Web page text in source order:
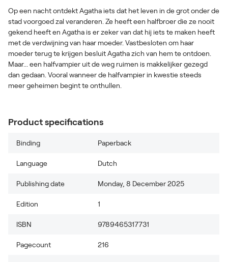
Op een nacht ontdekt Agatha iets dat het leven in de grot onder de
stad voorgoed zal veranderen. Ze heeft een halfbroer die ze nooit
gekend heeft en Agatha is er zeker van dat hij iets te maken heeft
met de verdwijning van haar moeder. Vastbesloten om haar
moeder terug te krijgen besluit Agatha zich van hem te ontdoen.
Maar... een halfvampier uit de weg ruimen is makkelijker gezegd
dan gedaan. Vooral wanneer de halfvampier in kwestie steeds
meer geheimen begint te onthullen.
Product specifications
Binding Paperback
Language Dutch
Publishing date Monday, 8 December 2025
Edition 1
ISBN 9789465317731
Pagecount 216